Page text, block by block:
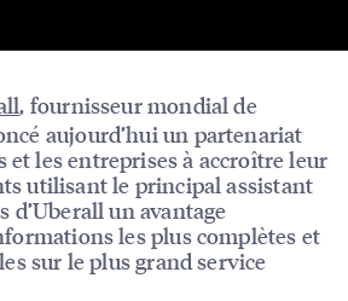
, fournisseur mondial de
aujourd’hui un partenariat
et les entreprises à accroître leur
utilisant le principal assistant
d’Uberall un avantage
les plus complètes et
sur le plus grand service